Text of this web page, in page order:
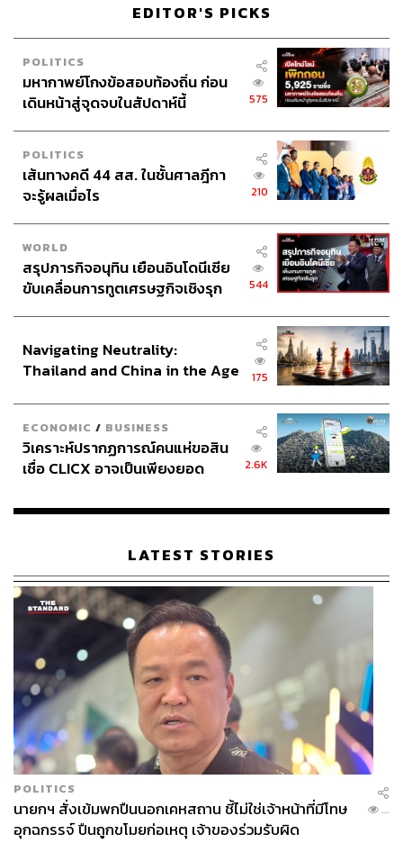
EDITOR'S PICKS
POLITICS
มหากาพย์โกงข้อสอบท้องถิ่น ก่อน
เดินหน้าสู่จุดจบในสัปดาห์นี้
575
POLITICS
เส้นทางคดี 44 สส. ในชั้นศาลฎีกา
จะรู้ผลเมื่อไร
210
WORLD
สรุปภารกิจอนุทิน เยือนอินโดนีเซีย
ขับเคลื่อนการทูตเศรษฐกิจเชิงรุก
544
Navigating Neutrality:
Thailand and China in the Age
175
ECONOMIC / BUSINESS
วิเคราะห์ปรากฏการณ์คนแห่ขอสิน
เชื่อ CLICX อาจเป็นเพียงยอด
เรือนไทยที่ถูกซุกไว้
2.6K
LATEST STORIES
POLITICS
นายกฯ สั่งเข้มพกปืนนอกเคหสถาน ชี้ไม่ใช่เจ้าหน้าที่มีโทษ
อุกฉกรรจ์ ปืนถูกขโมยก่อเหตุ เจ้าของร่วมรับผิด
...